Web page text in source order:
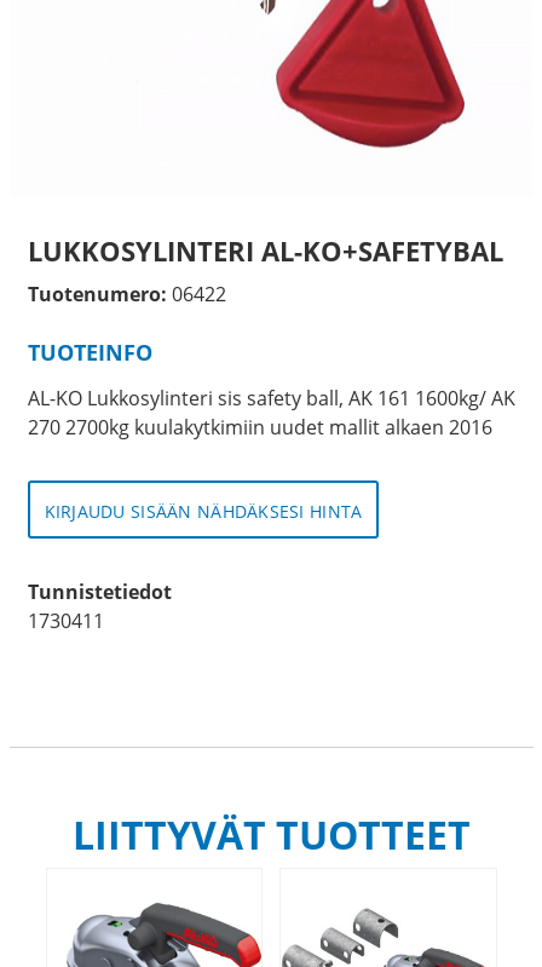
LUKKOSYLINTERI AL-KO+SAFETYBAL
Tuotenumero: 06422
TUOTEINFO
AL-KO Lukkosylinteri sis safety ball, AK 161 1600kg/ AK
270 2700kg kuulakytkimiin uudet mallit alkaen 2016
KIRJAUDU SISÄÄN NÄHDÄKSESI HINTA
Tunnistetiedot
1730411
LIITTYVÄT TUOTTEET